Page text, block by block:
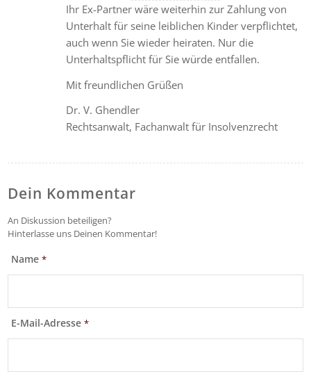
Ihr Ex-Partner wäre weiterhin zur Zahlung von
Unterhalt für seine leiblichen Kinder verpflichtet,
auch wenn Sie wieder heiraten. Nur die
Unterhaltspflicht für Sie würde entfallen.
Mit freundlichen Grüßen
Dr. V. Ghendler
Rechtsanwalt, Fachanwalt für Insolvenzrecht
Dein Kommentar
An Diskussion beteiligen?
Hinterlasse uns Deinen Kommentar!
Name*
E-Mail-Adresse*